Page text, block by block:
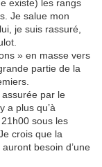
existe) les rangs
Je salue mon
je suis rassuré,
» en masse vers
partie de la
par le
a plus qu’à
sous les
crois que la
besoin d’une